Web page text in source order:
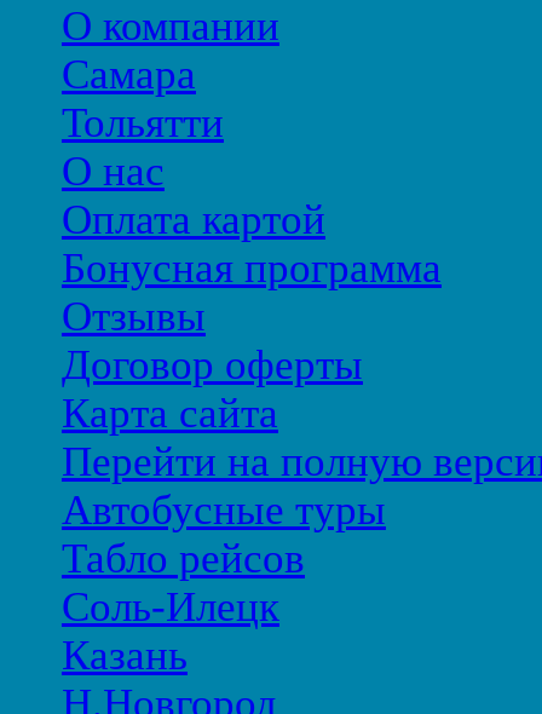
О компании
Самара
Тольятти
О нас
Оплата картой
Бонусная программа
Отзывы
Договор оферты
Карта сайта
Перейти на полную
Автобусные туры
Табло рейсов
Соль-Илецк
Казань
Н.Новгород